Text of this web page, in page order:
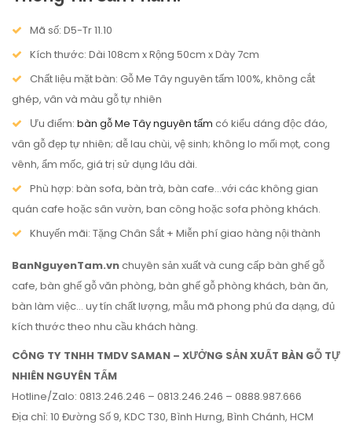
Mã số: D5-Tr 11.10
Kích thước: Dài 108cm x Rộng 50cm x Dày 7cm
Chất liệu mặt bàn: Gỗ Me Tây nguyên tấm 100%, không cắt
ghép, vân và màu gỗ tự nhiên
Ưu điểm: bàn gỗ Me Tây nguyên tấm có kiểu dáng độc đáo,
vân gỗ đẹp tự nhiên; dễ lau chùi, vệ sinh; không lo mối mọt, cong
vênh, ẩm mốc, giá trị sử dụng lâu dài.
Phù hợp: bàn sofa, bàn trà, bàn cafe…với các không gian
quán cafe hoặc sân vườn, ban công hoặc sofa phòng khách.
Khuyến mãi: Tặng Chân Sắt + Miễn phí giao hàng nội thành
BanNguyenTam.vnchuyên sản xuất và cung cấp bàn ghế gỗ
cafe, bàn ghế gỗ văn phòng, bàn ghế gỗ phòng khách, bàn ăn,
bàn làm việc… uy tín chất lượng, mẫu mã phong phú đa dạng, đủ
kích thước theo nhu cầu khách hàng.
CÔNG TY TNHH TMDV SAMAN – XƯỞNG SẢN XUẤT BÀN GỖ TỰ
NHIÊN NGUYÊN TẤM
Hotline/Zalo: 0813.246.246 – 0813.246.246 – 0888.987.666
Địa chỉ: 10 Đường Số 9, KDC T30, Bình Hưng, Bình Chánh, HCM